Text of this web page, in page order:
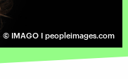
© IMAGO I peopleimages.com